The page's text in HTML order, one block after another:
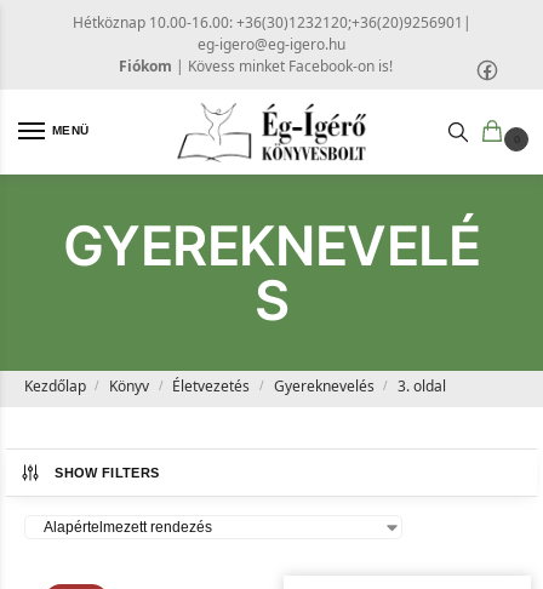
Hétköznap 10.00-16.00: +36(30)1232120;+36(20)9256901 |
eg-igero@eg-igero.hu
Fiókom | Kövess minket Facebook-on is!
MENÜ
0
GYEREKNEVELÉ
S
Kezdőlap / Könyv / Életvezetés / Gyereknevelés / 3. oldal
SHOW FILTERS